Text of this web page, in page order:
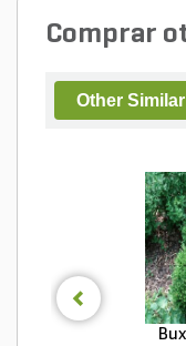
Comprar
Other